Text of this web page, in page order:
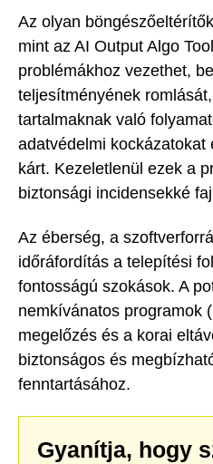
Az olyan
mint az AI Output Algo
problémákhoz vezethet,
teljesítményének
tartalmaknak való
adatvédelmi kockázatokat
kárt. Kezeletlenül ezek a
biztonsági incidensekké
Az éberség, a
időráfordítás a telepítési
fontosságú szokások. A
nemkívánatos programok
megelőzés és a korai
biztonságos és
fenntartásához.
Gyanítja, hogy